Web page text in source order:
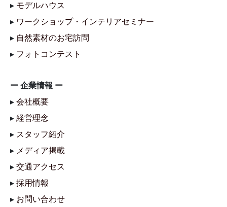
▸ モデルハウス
▸ ワークショップ・インテリアセミナー
▸ 自然素材のお宅訪問
▸ フォトコンテスト
ー 企業情報 ー
▸ 会社概要
▸ 経営理念
▸ スタッフ紹介
▸ メディア掲載
▸ 交通アクセス
▸ 採用情報
▸ お問い合わせ